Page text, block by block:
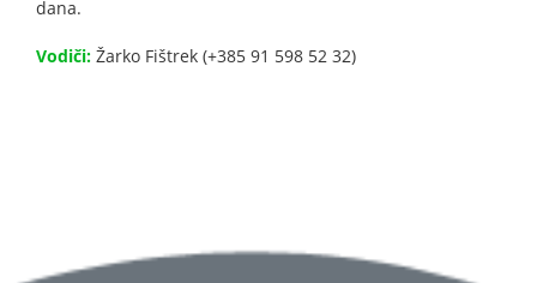
dana.
Vodiči: Žarko Fištrek (+385 91 598 52 32)